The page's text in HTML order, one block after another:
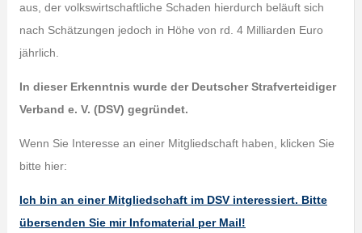
aus, der volkswirtschaftliche Schaden hierdurch beläuft sich
nach Schätzungen jedoch in Höhe von rd. 4 Milliarden Euro
jährlich.
In dieser Erkenntnis wurde der Deutscher Strafverteidiger
Verband e. V. (DSV) gegründet.
Wenn Sie Interesse an einer Mitgliedschaft haben, klicken Sie
bitte hier:
Ich bin an einer Mitgliedschaft im DSV interessiert. Bitte
übersenden Sie mir Infomaterial per Mail!